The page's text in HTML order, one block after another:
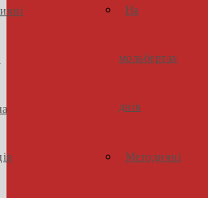
На
мольбертах
днів
Методичні